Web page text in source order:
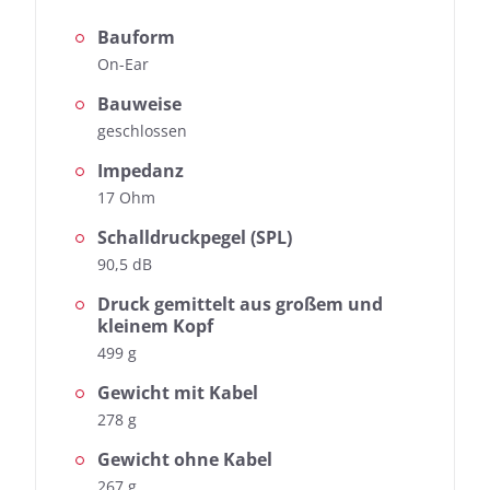
Inspiration Lite
Neben der Ermittlung des Frequenzgangs, dem
Herzstück unserer Messungen, messen wir auch die
innen dringen.
Frequenzgang: Einfach
Frequenzgang: Detail
Außendämpfung
Bauform
On-Ear
Bauweise
geschlossen
Impedanz
17 Ohm
Schalldruckpegel (SPL)
90,5 dB
Druck gemittelt aus großem und
kleinem Kopf
499 g
Gewicht mit Kabel
278 g
Gewicht ohne Kabel